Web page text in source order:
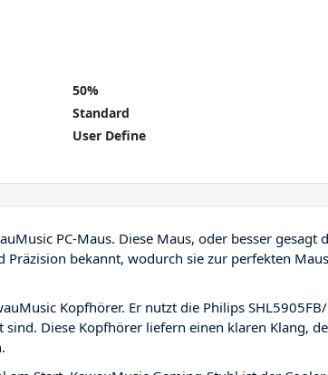
50%
Standard
User Define
PC-Maus. Diese Maus, oder besser gesagt
bekannt, wodurch sie zur perfekten Maus
Kopfhörer. Er nutzt die Philips
Diese Kopfhörer liefern einen klaren Klang,